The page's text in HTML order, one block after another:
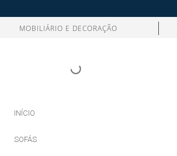
MOBILIÁRIO E DECORAÇÃO
INÍCIO
SOFÁS